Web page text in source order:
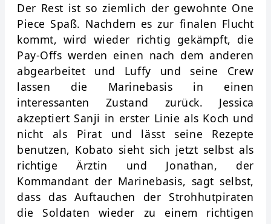
Der Rest ist so ziemlich der gewohnte One
Piece Spaß. Nachdem es zur finalen Flucht
kommt, wird wieder richtig gekämpft, die
Pay-Offs werden einen nach dem anderen
abgearbeitet und Luffy und seine Crew
lassen die Marinebasis in einen
interessanten Zustand zurück. Jessica
akzeptiert Sanji in erster Linie als Koch und
nicht als Pirat und lässt seine Rezepte
benutzen, Kobato sieht sich jetzt selbst als
richtige Ärztin und Jonathan, der
Kommandant der Marinebasis, sagt selbst,
dass das Auftauchen der Strohhutpiraten
die Soldaten wieder zu einem richtigen